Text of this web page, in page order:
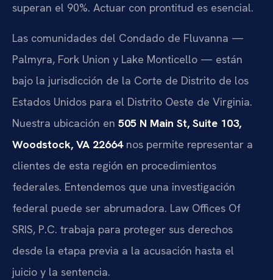
superan el 90%. Actuar con prontitud es esencial.
Las comunidades del Condado de Fluvanna —
Palmyra, Fork Union y Lake Monticello — están
bajo la jurisdicción de la Corte de Distrito de los
Estados Unidos para el Distrito Oeste de Virginia.
Nuestra ubicación en 505 N Main St, Suite 103,
Woodstock, VA 22664nos permite representar a
clientes de esta región en procedimientos
federales. Entendemos que una investigación
federal puede ser abrumadora. Law Offices Of
SRIS, P.C. trabaja para proteger sus derechos
desde la etapa previa a la acusación hasta el
juicio y la sentencia.